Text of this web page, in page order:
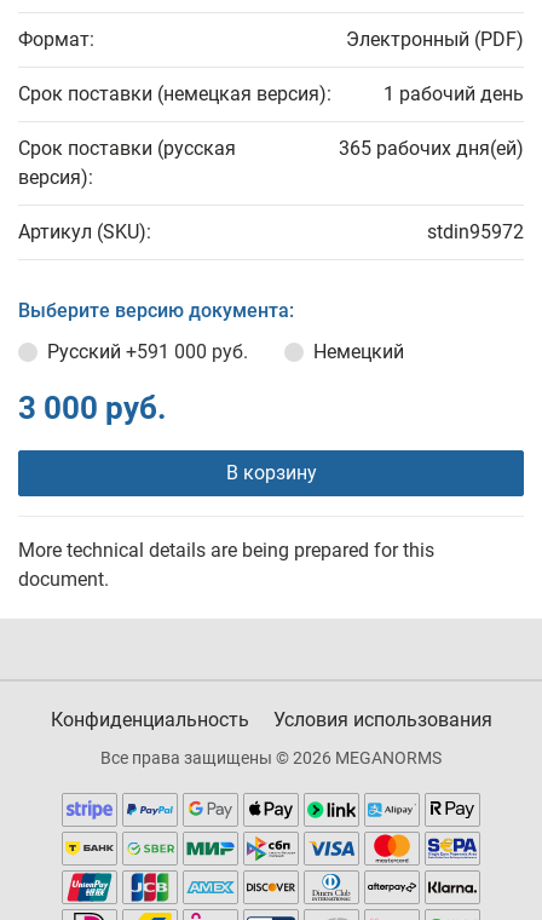
Формат: Электронный (PDF)
Срок поставки (немецкая версия): 1 рабочий день
Срок поставки (русская
версия):
365 рабочих дня(ей)
Артикул (SKU): stdin95972
Выберите версию документа:
Русский +591 000 руб. Немецкий
3 000 руб.
В корзину
More technical details are being prepared for this
document.
Конфиденциальность Условия использования
Все права защищены © 2026 MEGANORMS